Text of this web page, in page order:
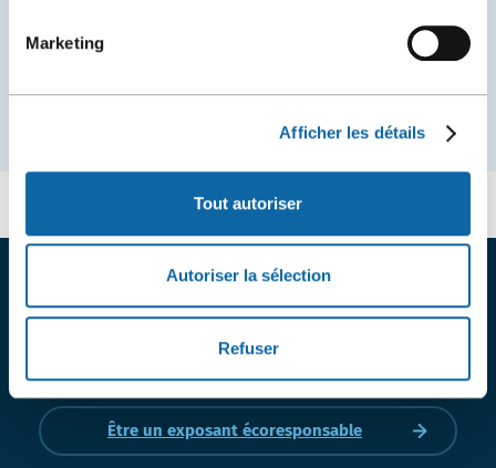
Marketing
Afficher les détails
Tout autoriser
Autoriser la sélection
Refuser
Consulter la foire aux questions
PRATIQUES ÉCORESPONSABLES
POUR LES EXPOSANTS
Être un exposant écoresponsable